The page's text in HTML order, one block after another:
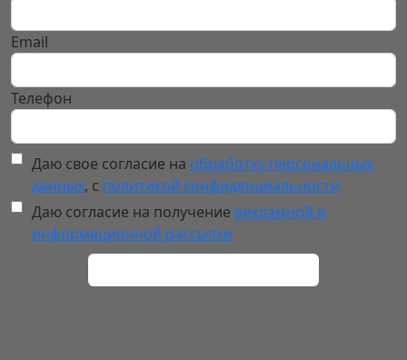
Email
Телефон
Даю свое согласие на обработку персональных
данных, с политикой конфиденциальности
Даю согласие на получение рекламной и
информационной рассылки